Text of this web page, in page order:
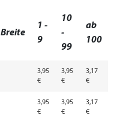
Breite
1 -
9
10
-
99
ab
100
3,95
€
3,95
€
3,17
€
3,95
€
3,95
€
3,17
€